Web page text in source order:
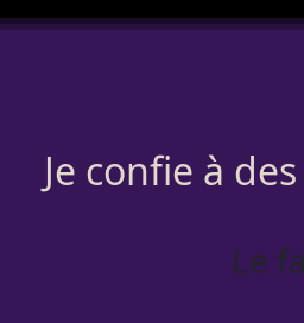
Je confie à
Le